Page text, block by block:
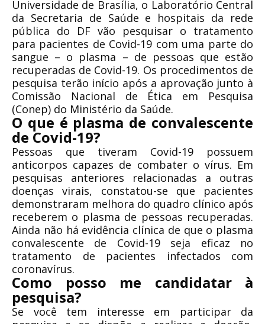
Universidade de Brasília, o Laboratório Central
da Secretaria de Saúde e hospitais da rede
pública do DF vão pesquisar o tratamento
para pacientes de Covid-19 com uma parte do
sangue – o plasma – de pessoas que estão
recuperadas de Covid-19. Os procedimentos de
pesquisa terão início após a aprovação junto à
Comissão Nacional de Ética em Pesquisa
(Conep) do Ministério da Saúde.
O que é plasma de convalescente
de Covid-19?
Pessoas que tiveram Covid-19 possuem
anticorpos capazes de combater o vírus. Em
pesquisas anteriores relacionadas a outras
doenças virais, constatou-se que pacientes
demonstraram melhora do quadro clínico após
receberem o plasma de pessoas recuperadas.
Ainda não há evidência clínica de que o plasma
convalescente de Covid-19 seja eficaz no
tratamento de pacientes infectados com
coronavírus.
Como posso me candidatar à
pesquisa?
Se você tem interesse em participar da